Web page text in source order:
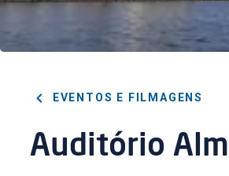
EVENTOS E FILMAGENS
Auditório